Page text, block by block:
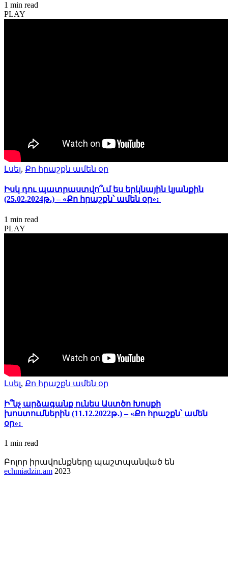
1 min read
PLAY
Լսել, Քո հրաշքն ամեն օր
Իսկ դու պատրաստվո՞ւմ ես երկնային կյանքին
(25.02.2024թ․) – «Քո հրաշքն՝ ամեն օր»։
1 min read
PLAY
Լսել, Քո հրաշքն ամեն օր
Ի՞նչ արձագանք ունես Աստծո Խոսքի
խոստումներին (11.12.2022թ․) – «Քո հրաշքն՝ ամեն
օր»։
1 min read
Բոլոր իրավունքները պաշտպանված են
echmiadzin.am 2023